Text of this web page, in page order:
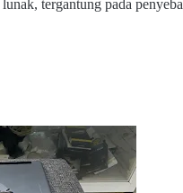
tergantung pada